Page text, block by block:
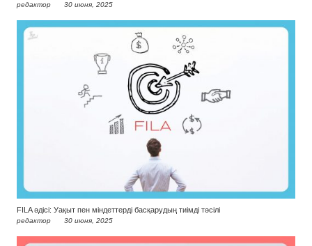
редактор 30 июня, 2025
FILA әдісі: Уақыт пен міндеттерді басқарудың тиімді тәсілі
редактор 30 июня, 2025